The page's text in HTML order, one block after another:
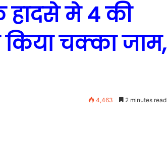
मे 4 की
किया चक्का जाम,
4,463 2 minutes read